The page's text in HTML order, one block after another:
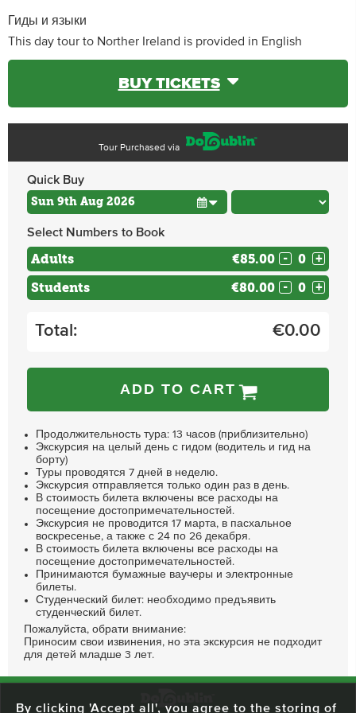
Гиды и языки
This day tour to Norther Ireland is provided in English
BUY TICKETS
Tour Purchased via
Quick Buy
Select Numbers to Book
Adults €85.00 - +
Students €80.00 - +
Total: €0.00
ADD TO CART
Продолжительность тура: 13 часов (приблизительно)
Экскурсия на целый день с гидом (водитель и гид на
борту)
Туры проводятся 7 дней в неделю.
Экскурсия отправляется только один раз в день.
В стоимость билета включены все расходы на
посещение достопримечательностей.
Экскурсия не проводится 17 марта, в пасхальное
воскресенье, а также с 24 по 26 декабря.
В стоимость билета включены все расходы на
посещение достопримечательностей.
Принимаются бумажные ваучеры и электронные
билеты.
Студенческий билет: необходимо предъявить
студенческий билет.
Пожалуйста, обрати внимание:
Приносим свои извинения, но эта экскурсия не подходит
для детей младше 3 лет.
By clicking 'Accept all', you agree to the storing of